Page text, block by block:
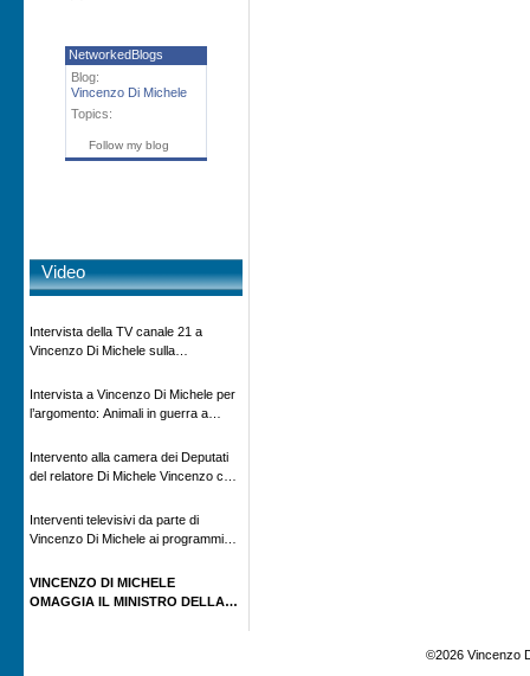
NetworkedBlogs
Blog:
Vincenzo Di Michele
Topics:
Follow my blog
Video
Intervista della TV canale 21 a
Vincenzo Di Michele sulla
Intervista a Vincenzo Di Michele per
l’argomento: Animali in guerra a
in onda su Espansione TV
Intervento alla camera dei Deputati
del relatore Di Michele Vincenzo con
impatto ambientale e problematiche
sui veicoli storici e trattori d’epoca
Interventi televisivi da parte di
Vincenzo Di Michele ai programmi
rivisitazione della storia
VINCENZO DI MICHELE
OMAGGIA IL MINISTRO DELLA
©2026 Vincenzo